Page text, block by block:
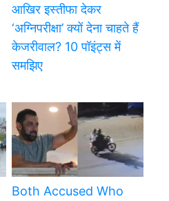
आखिर इस्तीफा देकर
‘अग्निपरीक्षा’ क्यों देना चाहते हैं
केजरीवाल? 10 पॉइंट्स में
समझिए
Both Accused Who